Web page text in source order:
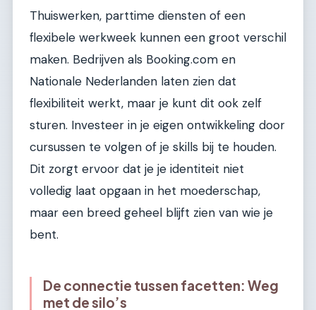
Thuiswerken, parttime diensten of een
flexibele werkweek kunnen een groot verschil
maken. Bedrijven als Booking.com en
Nationale Nederlanden laten zien dat
flexibiliteit werkt, maar je kunt dit ook zelf
sturen. Investeer in je eigen ontwikkeling door
cursussen te volgen of je skills bij te houden.
Dit zorgt ervoor dat je je identiteit niet
volledig laat opgaan in het moederschap,
maar een breed geheel blijft zien van wie je
bent.
De connectie tussen facetten: Weg
met de silo’s